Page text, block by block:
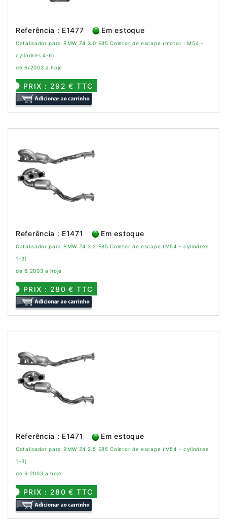
Referência : E1477 Em estoque
Catalisador para BMW Z4 3.0 E85 Coletor de escape (motor : M54 -
cylindres 4-6)
de 6/2003 a hoje
PRIX : 292 € TTC
Referência : E1471 Em estoque
Catalisador para BMW Z4 2.2 E85 Coletor de escape (M54 - cylindres
1-3)
de 6 2003 a hoje
PRIX : 280 € TTC
Referência : E1471 Em estoque
Catalisador para BMW Z4 2.5 E85 Coletor de escape (M54 - cylindres
1-3)
de 6 2003 a hoje
PRIX : 280 € TTC